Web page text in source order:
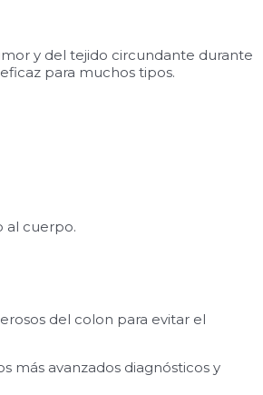
y del tejido circundante durante
para muchos tipos.
al cuerpo.
del colon para evitar el
más avanzados diagnósticos y